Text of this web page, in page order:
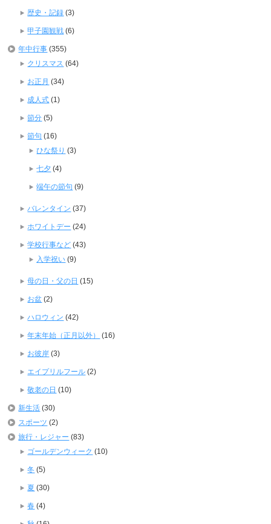
歴史・記録 (3)
甲子園観戦 (6)
年中行事 (355)
クリスマス (64)
お正月 (34)
成人式 (1)
節分 (5)
節句 (16)
ひな祭り (3)
七夕 (4)
端午の節句 (9)
バレンタイン (37)
ホワイトデー (24)
学校行事など (43)
入学祝い (9)
母の日・父の日 (15)
お盆 (2)
ハロウィン (42)
年末年始（正月以外） (16)
お彼岸 (3)
エイプリルフール (2)
敬老の日 (10)
新生活 (30)
スポーツ (2)
旅行・レジャー (83)
ゴールデンウィーク (10)
冬 (5)
夏 (30)
春 (4)